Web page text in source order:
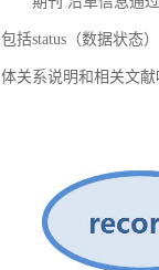
包括status（数据状态
体关系说明和相关文